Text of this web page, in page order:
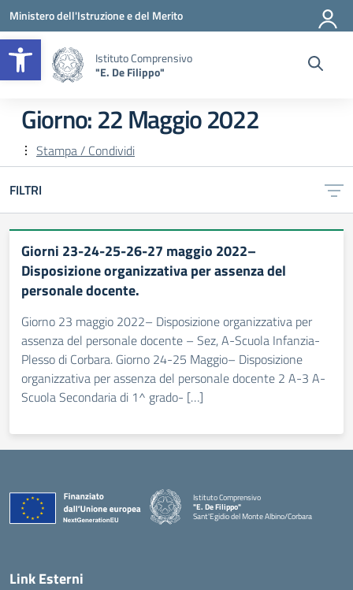
Apri la barra degli strumenti
Vai ai contenuti
Vai al menu di navigazione
Vai al footer
Ministero dell'Istruzione e del Merito
Istituto Comprensivo
"E. De Filippo"
Giorno:22 Maggio 2022
Stampa / Condividi
FILTRI
Giorni 23-24-25-26-27 maggio 2022–
Disposizione organizzativa per assenza del
personale docente.
Giorno 23 maggio 2022– Disposizione organizzativa per
assenza del personale docente – Sez, A-Scuola Infanzia-
Plesso di Corbara. Giorno 24-25 Maggio– Disposizione
organizzativa per assenza del personale docente 2 A-3 A-
Scuola Secondaria di 1^ grado- […]
Istituto Comprensivo
"E. De Filippo"
Sant'Egidio del Monte Albino/Corbara
Link Esterni